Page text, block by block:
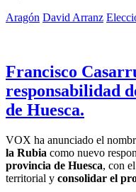
Aragón David Arranz
Francisco
responsabilidad
de Huesca.
VOX ha anunciado el
la Rubia como nuevo
provincia de Huesca, con
territorial y consolidar el